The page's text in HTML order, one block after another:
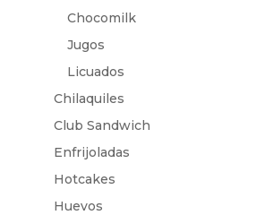
Chocomilk
Jugos
Licuados
Chilaquiles
Club Sandwich
Enfrijoladas
Hotcakes
Huevos